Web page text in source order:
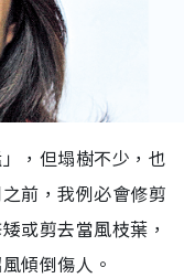
，但塌樹不少，也
前，我例必會修剪
或剪去當風枝葉，
傾倒傷人。